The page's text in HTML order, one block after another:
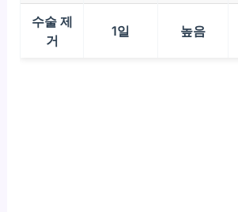
수술 제
거
1일 높음